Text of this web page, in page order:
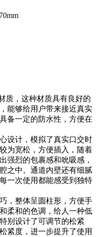
质，这种材质具有良好的
能够给用户带来接近真实
备一定的防水性，方便在
设计，模拟了真实口交时
为宽松，方便插入，随着
强烈的包裹感和吮吸感，
之中。通道内壁还有细腻
一次使用都能感受到独特
，整体呈圆柱形，方便手
柔和的色调，给人一种低
别设计了可调节的松紧
紧度，进一步提升了使用